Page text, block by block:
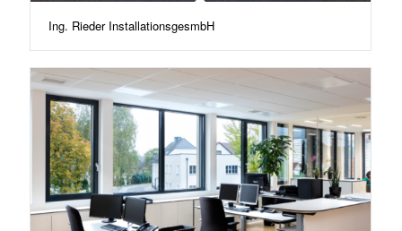
Ing. Rieder InstallationsgesmbH